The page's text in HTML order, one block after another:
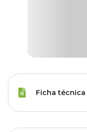
Ficha técnica